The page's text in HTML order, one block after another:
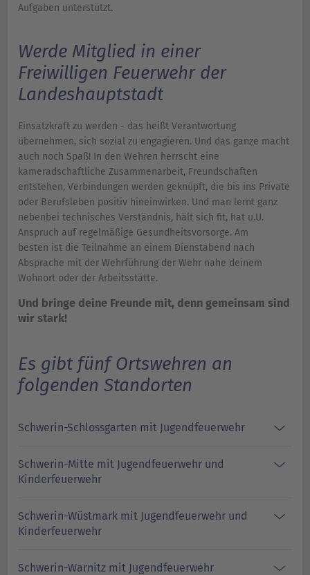
Aufgaben unterstützt.
Werde Mitglied in einer
Freiwilligen Feuerwehr der
Landeshauptstadt
Einsatzkraft zu werden - das heißt Verantwortung
übernehmen, sich sozial zu engagieren. Und das ganze macht
auch noch Spaß! In den Wehren herrscht eine
kameradschaftliche Zusammenarbeit, Freundschaften
entstehen, Verbindungen werden geknüpft, die bis ins Private
oder Berufsleben positiv hineinwirken. Und man lernt ganz
nebenbei technisches Verständnis, hält sich fit, hat u.U.
Anspruch auf regelmäßige Gesundheitsvorsorge. Am
besten ist die Teilnahme an einem Dienstabend nach
Absprache mit der Wehrführung der Wehr nahe deinem
Wohnort oder der Arbeitsstätte.
Und bringe deine Freunde mit, denn gemeinsam sind
wir stark!
Es gibt fünf Ortswehren an
folgenden Standorten
Schwerin-Schlossgarten mit Jugendfeuerwehr
Schwerin-Mitte mit Jugendfeuerwehr und
Kinderfeuerwehr
Schwerin-Wüstmark mit Jugendfeuerwehr und
Kinderfeuerwehr
Schwerin-Warnitz mit Jugendfeuerwehr